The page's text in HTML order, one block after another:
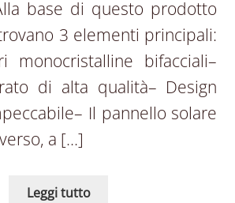
base di questo prodotto
3 elementi principali:
monocristalline bifacciali–
di alta qualità– Design
Il pannello solare
a […]
Leggi tutto